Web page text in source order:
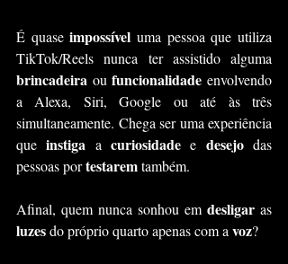
É quase impossível uma pessoa que utiliza
brincadeira ou funcionalidade envolvendo
a Alexa, Siri, Google ou até às três
simultaneamente. Chega ser uma experiência
que instiga a curiosidade e desejo das
pessoas por testarem também.
Afinal, quem nunca sonhou em desligar
luzes do próprio quarto apenas com a voz?